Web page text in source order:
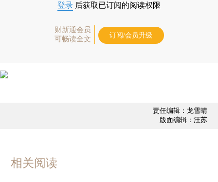
登录 后获取已订阅的阅读权限
财新通会员
可畅读全文
订阅/会员升级
责任编辑：龙雪晴
版面编辑：汪苏
相关阅读